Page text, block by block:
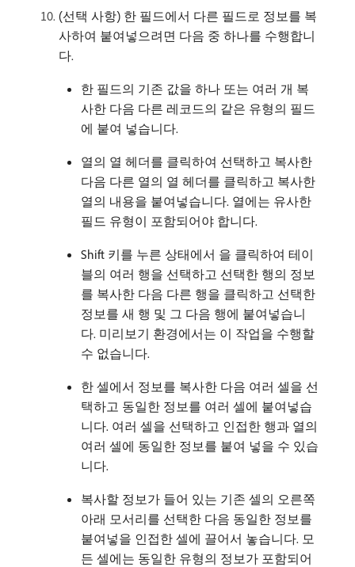
(선택 사항) 한 필드에서 다른 필드로 정보를 복
사하여 붙여넣으려면 다음 중 하나를 수행합니
다.
한 필드의 기존 값을 하나 또는 여러 개 복
사한 다음 다른 레코드의 같은 유형의 필드
에 붙여 넣습니다.
열의 열 헤더를 클릭하여 선택하고 복사한
다음 다른 열의 열 헤더를 클릭하고 복사한
열의 내용을 붙여넣습니다. 열에는 유사한
필드 유형이 포함되어야 합니다.
Shift 키를 누른 상태에서 을 클릭하여 테이
블의 여러 행을 선택하고 선택한 행의 정보
를 복사한 다음 다른 행을 클릭하고 선택한
정보를 새 행 및 그 다음 행에 붙여넣습니
다. 미리보기 환경에서는 이 작업을 수행할
수 없습니다.
한 셀에서 정보를 복사한 다음 여러 셀을 선
택하고 동일한 정보를 여러 셀에 붙여넣습
니다. 여러 셀을 선택하고 인접한 행과 열의
여러 셀에 동일한 정보를 붙여 넣을 수 있습
니다.
복사할 정보가 들어 있는 기존 셀의 오른쪽
아래 모서리를 선택한 다음 동일한 정보를
붙여넣을 인접한 셀에 끌어서 놓습니다. 모
든 셀에는 동일한 유형의 정보가 포함되어